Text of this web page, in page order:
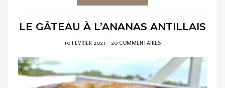
LE GÂTEAU À L’ANANAS ANTILLAIS
POSTED
10 FÉVRIER 2021 20 COMMENTAIRES